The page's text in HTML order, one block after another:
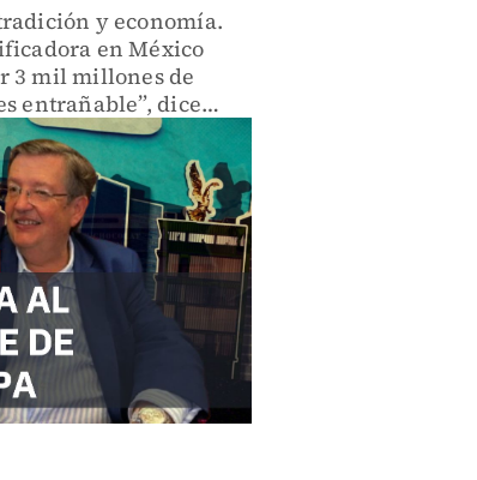
y economía.
en México
3 mil millones de
entrañable”, dice